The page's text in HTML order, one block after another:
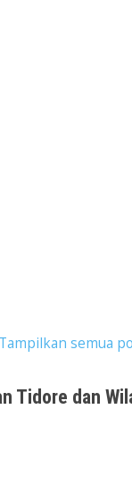
Tampilkan semua
Tidore dan